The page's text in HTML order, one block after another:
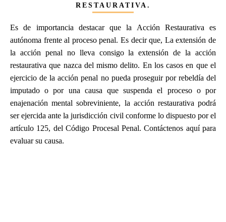
RESTAURATIVA.
Es de importancia destacar que la Acción Restaurativa es
autónoma frente al proceso penal. Es decir que, La extensión de
la acción penal no lleva consigo la extensión de la acción
restaurativa que nazca del mismo delito. En los casos en que el
ejercicio de la acción penal no pueda proseguir por rebeldía del
imputado o por una causa que suspenda el proceso o por
enajenación mental sobreviniente, la acción restaurativa podrá
ser ejercida ante la jurisdicción civil conforme lo dispuesto por el
artículo 125, del Código Procesal Penal. Contáctenos aquí para
evaluar su causa.